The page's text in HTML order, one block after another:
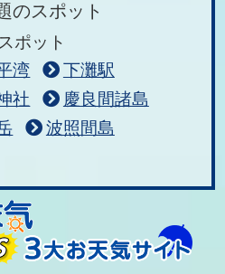
のスポット
ポット
湾
下灘駅
社
慶良間諸島
波照間島